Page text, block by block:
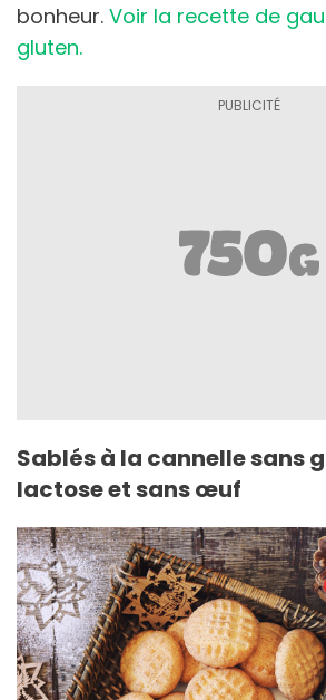
bonheur. Voir la recette de
gluten.
Sablés à la cannelle sans
lactose et sans œuf